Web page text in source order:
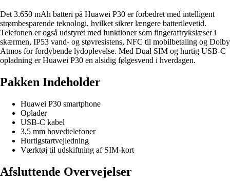
Det 3.650 mAh batteri på Huawei P30 er forbedret med intelligent
strømbesparende teknologi, hvilket sikrer længere batterilevetid.
Telefonen er også udstyret med funktioner som fingeraftrykslæser i
skærmen, IP53 vand- og støvresistens, NFC til mobilbetaling og Dolby
Atmos for fordybende lydoplevelse. Med Dual SIM og hurtig USB-C
opladning er Huawei P30 en alsidig følgesvend i hverdagen.
Pakken Indeholder
Huawei P30 smartphone
Oplader
USB-C kabel
3,5 mm hovedtelefoner
Hurtigstartvejledning
Værktøj til udskiftning af SIM-kort
Afsluttende Overvejelser